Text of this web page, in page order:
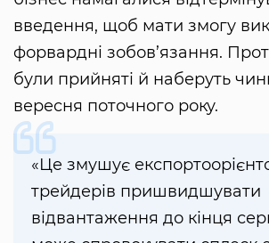
введення, щоб мати змогу
форвардні зобов’язання.
були прийняті й наберуть
вересня поточного року.
«Це змушує
трейдерів пришвидшувати
відвантаження до кінця